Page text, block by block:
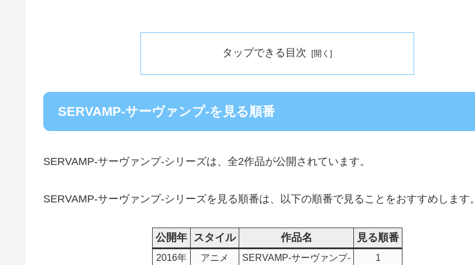
タップできる目次
SERVAMP-サーヴァンプ-を見る順番
SERVAMP-サーヴァンプ-シリーズは、全2作品が公開されています。
SERVAMP-サーヴァンプ-シリーズを見る順番は、以下の順番で見ることをおすすめします。
公開年 スタイル 作品名 見る順番
2016年 アニメ SERVAMP-サーヴァンプ- 1